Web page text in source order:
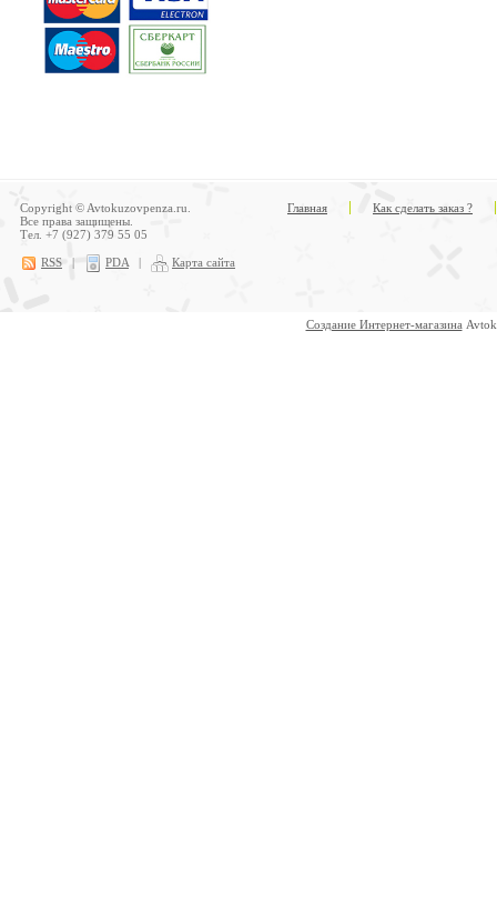
Copyright © Avtokuzovpenza.ru.
Все права защищены.
Тел. +7 (927) 379 55 05
RSS | PDA | Карта сайта
Главная Как сделать заказ ?
Создание Интернет-магазина